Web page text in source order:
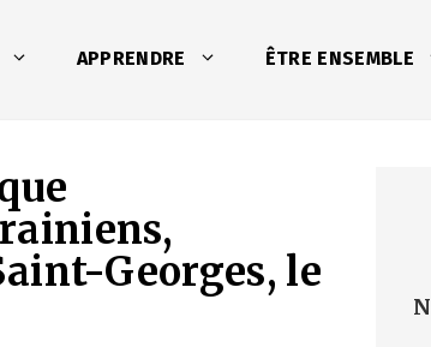
APPRENDRE ÊTRE ENSEMBLE
Georges, le